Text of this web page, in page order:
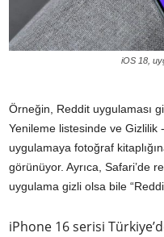
iOS 18,
Örneğin, Reddit uygulaması
Yenileme listesinde ve
uygulamaya fotoğraf
görünüyor. Ayrıca, Safari’de
uygulama gizli olsa bile
iPhone 16 serisi